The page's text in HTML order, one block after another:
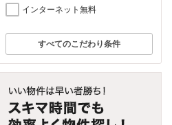
インターネット無料
すべてのこだわり条件